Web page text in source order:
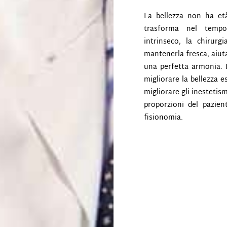
La bellezza non ha
trasforma nel
intrinseco, la
mantenerla fresca,
una perfetta armonia.
migliorare la bellezza
migliorare gli
proporzioni del
fisionomia.